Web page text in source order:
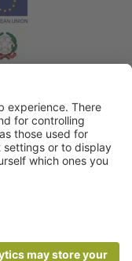
. Credits .
. Sitemap .